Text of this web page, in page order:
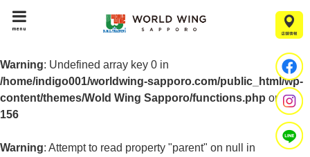
menu
Warning: Undefined array key 0 in
/home/indigo001/worldwing-sapporo.com/public_html/wp-
content/themes/Wold Wing Sapporo/functions.php on line
156
Warning: Attempt to read property "parent" on null in